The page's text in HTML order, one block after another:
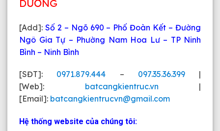
DƯƠNG
[Add]: Số 2 – Ngõ 690 – Phố Đoàn Kết – Đường
Ngô Gia Tự – Phường Nam Hoa Lư – TP Ninh
Bình – Ninh Bình
[SĐT]: 0971.879.444 – 097.35.36.399
|
[Web]: batcangkientruc.vn |
[Email]: batcangkientrucvn@gmail.com
Hệ thống website của chúng tôi: